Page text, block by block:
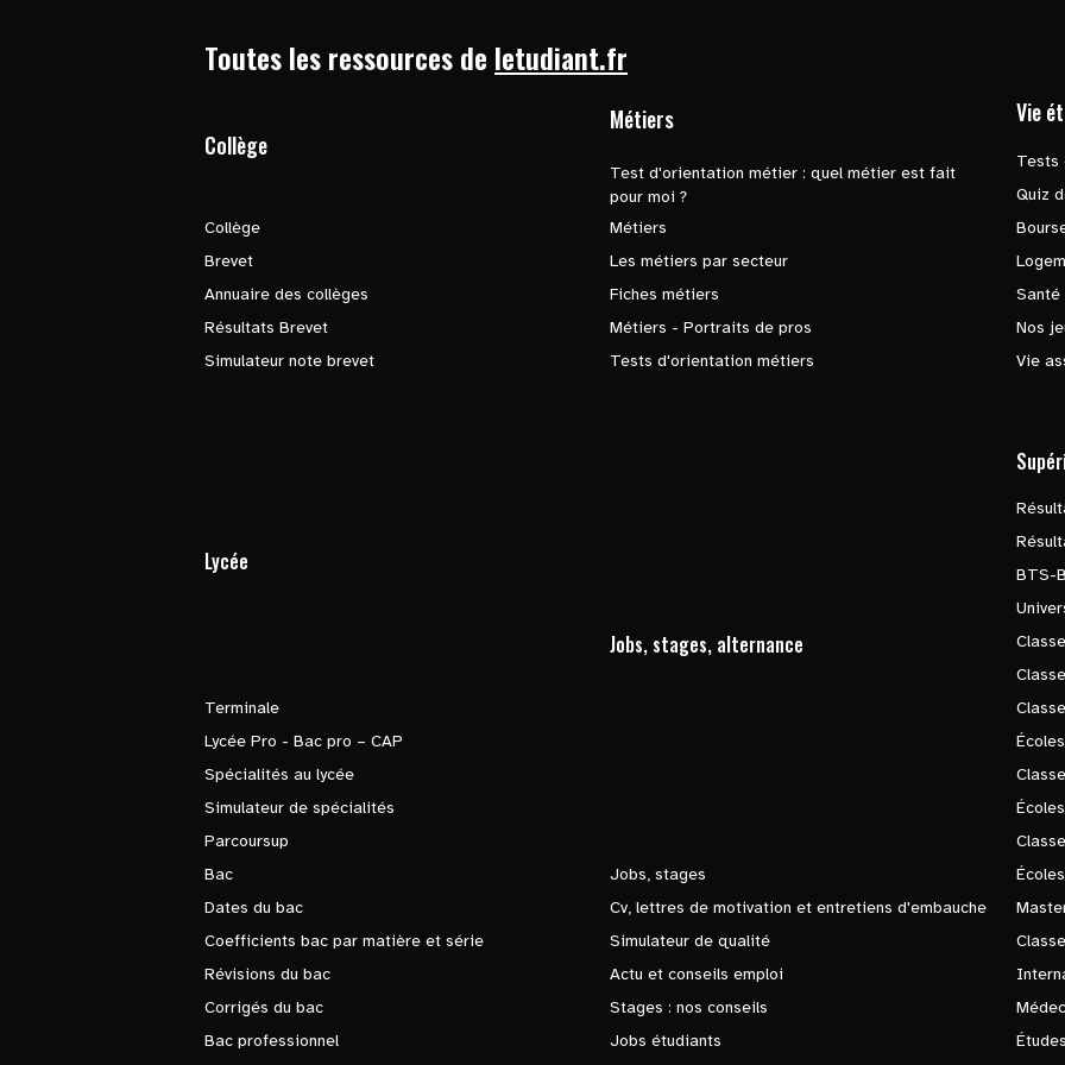
Toutes les ressources de letudiant.fr
Collège
Collège
Brevet
Annuaire des collèges
Résultats Brevet
Simulateur note brevet
Métiers
Test d'orientation métier : quel métier est fait
pour moi ?
Métiers
Les métiers par secteur
Fiches métiers
Métiers - Portraits de pros
Tests d'orientation métiers
Vie
Tests
Quiz
Santé
Nos
Vie
Lycée
Terminale
Lycée Pro - Bac pro – CAP
Spécialités au lycée
Simulateur de spécialités
Parcoursup
Bac
Dates du bac
Coefficients bac par matière et série
Révisions du bac
Corrigés du bac
Bac professionnel
Jobs, stages, alternance
Jobs, stages
Cv, lettres de motivation et entretiens d'embauche
Simulateur de qualité
Actu et conseils emploi
Stages : nos conseils
Jobs étudiants
BTS-